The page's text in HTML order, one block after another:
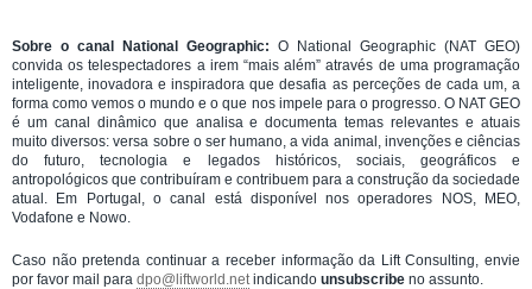
Sobre o canal National Geographic: O National Geographic (NAT GEO)
convida os telespectadores a irem “mais além” através de uma programação
inteligente, inovadora e inspiradora que desafia as perceções de cada um, a
forma como vemos o mundo e o que nos impele para o progresso. O NAT GEO
é um canal dinâmico que analisa e documenta temas relevantes e atuais
muito diversos: versa sobre o ser humano, a vida animal, invenções e ciências
do futuro, tecnologia e legados históricos, sociais, geográficos e
antropológicos que contribuíram e contribuem para a construção da sociedade
atual. Em Portugal, o canal está disponível nos operadores NOS, MEO,
Vodafone e Nowo.
Caso não pretenda continuar a receber informação da Lift Consulting, envie
por favor mail para dpo@liftworld.net indicando unsubscribe no assunto.